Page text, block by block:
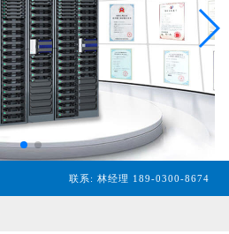
联系: 林经理 189-0300-8674